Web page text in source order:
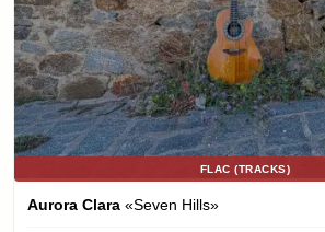
FLAC (TRACKS)
Aurora Clara «Seven Hills»